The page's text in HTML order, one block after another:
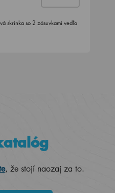
skrinka so 2 zásuvkami vedľa
, že stojí naozaj za to.